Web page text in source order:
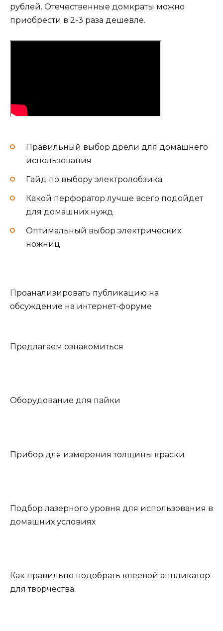
рублей. Отечественные домкраты можно
приобрести в 2-3 раза дешевле.
Правильный выбор дрели для домашнего
использования
Гайд по выбору электролобзика
Какой перфоратор лучше всего подойдет
для домашних нужд
Оптимальный выбор электрических
ножниц
Проанализировать публикацию на
обсуждение на интернет-форуме
Предлагаем ознакомиться
Оборудование для пайки
Прибор для измерения толщины краски
Подбор лазерного уровня для использования в
домашних условиях
Как правильно подобрать клеевой аппликатор
для творчества